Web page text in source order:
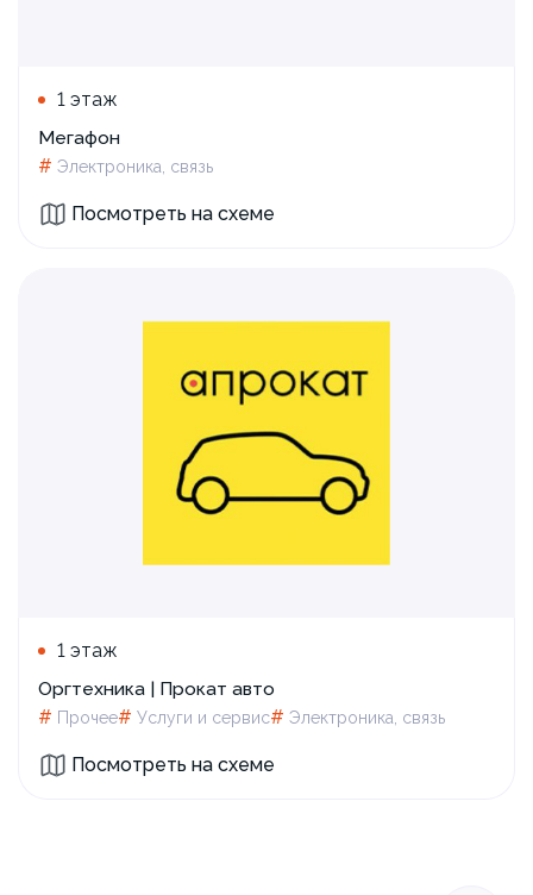
1 этаж
Мегафон
# Электроника, связь
Посмотреть на схеме
1 этаж
Оргтехника | Прокат авто
# Прочее# Услуги и сервис# Электроника, связь
Посмотреть на схеме